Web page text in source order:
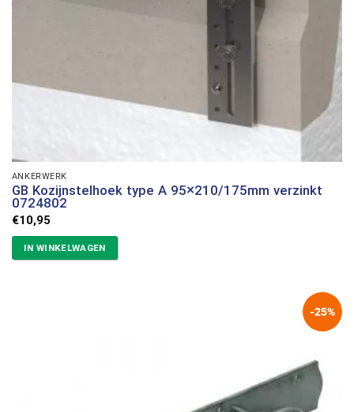
ANKERWERK
GB Kozijnstelhoek type A 95×210/175mm verzinkt
0724802
€10,95
IN WINKELWAGEN
-25%